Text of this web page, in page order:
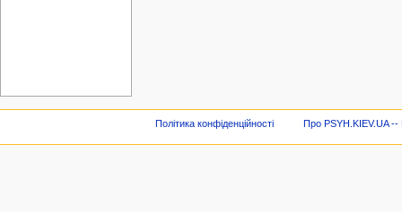
Політика конфіденційності Про PSYH.KIEV.UA --